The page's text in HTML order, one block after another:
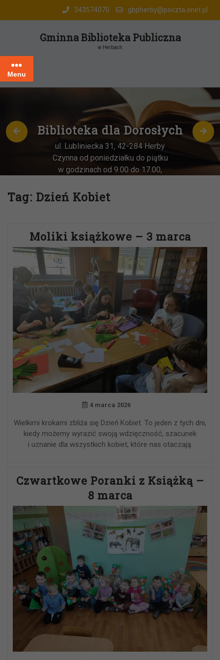
343574070 gbpherby@poczta.onet.pl
Gminna Biblioteka Publiczna
w Herbach
Menu
Biblioteka dla Dorosłych
ul. Lubliniecka 31, 42-284 Herby
Czynna od poniedziałku do piątku
w godzinach od 9.00 do 17.00,
w godz. 9:00-13:00
Tag: Dzień Kobiet
Moliki książkowe – 3 marca
4 marca 2026
Wielkimi krokami zbliża się Dzień Kobiet. To jeden z tych dni,
kiedy możemy wyrazić swoją wdzięczność, szacunek
i uznanie dla wszystkich kobiet, które nas otaczają.
Czwartkowe Poranki z Książką –
8 marca